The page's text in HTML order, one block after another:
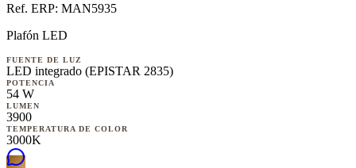
Ref. ERP: MAN5935
Plafón LED
FUENTE DE LUZ
LED integrado (EPISTAR 2835)
POTENCIA
54 W
LUMEN
3900
TEMPERATURA DE COLOR
3000K